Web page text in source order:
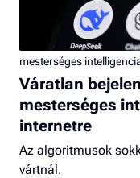
mesterséges
Váratlan
mesterséges
internetre
Az algoritmusok
vártnál.